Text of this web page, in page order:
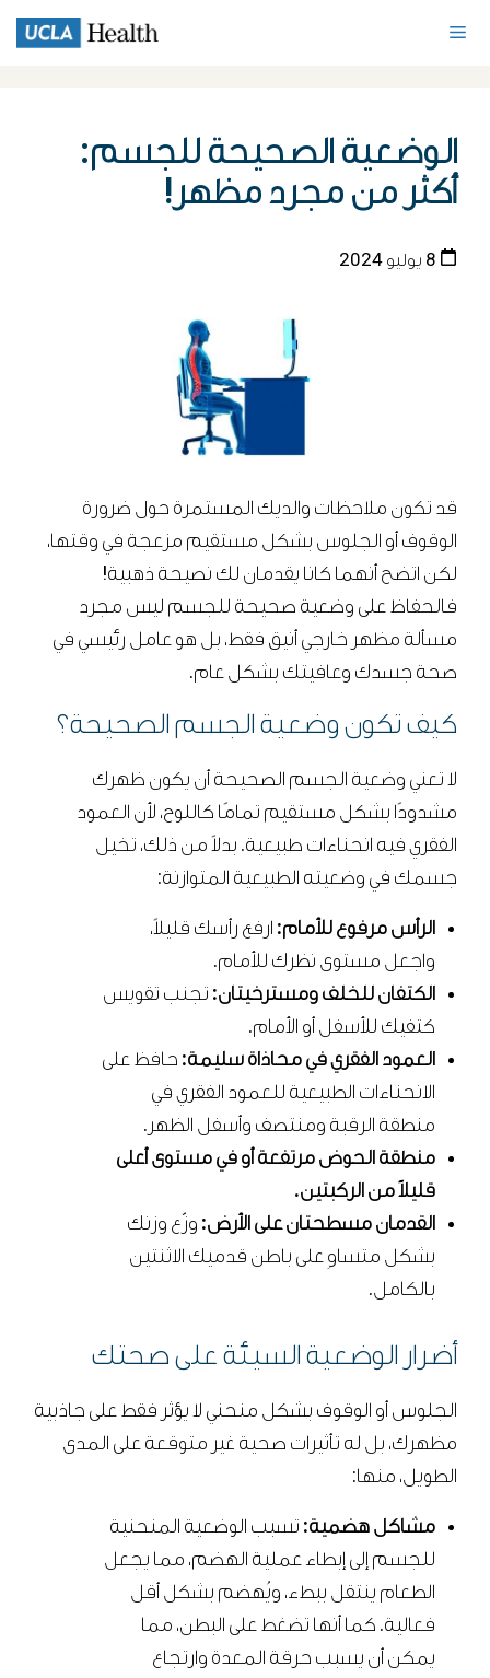
الوضعية الصحيحة للجسم:
أكثر من مجرد مظهر!
8 يوليو 2024
قد تكون ملاحظات والديك المستمرة حول ضرورة
الوقوف أو الجلوس بشكل مستقيم مزعجة في وقتها،
لكن اتضح أنهما كانا يقدمان لك نصيحة ذهبية!
فالحفاظ على وضعية صحيحة للجسم ليس مجرد
مسألة مظهر خارجي أنيق فقط، بل هو عامل رئيسي في
صحة جسدك وعافيتك بشكل عام.
كيف تكون وضعية الجسم الصحيحة؟
لا تعني وضعية الجسم الصحيحة أن يكون ظهرك
مشدودًا بشكل مستقيم تمامًا كاللوح، لأن العمود
الفقري فيه انحناءات طبيعية. بدلاً من ذلك، تخيل
جسمك في وضعيته الطبيعية المتوازنة:
الرأس مرفوع للأمام: ارفع رأسك قليلاً،
واجعل مستوى نظرك للأمام.
الكتفان للخلف ومسترخيتان: تجنب تقويس
كتفيك للأسفل أو الأمام.
العمود الفقري في محاذاة سليمة: حافظ على
الانحناءات الطبيعية للعمود الفقري في
منطقة الرقبة ومنتصف وأسفل الظهر.
منطقة الحوض مرتفعة أو في مستوى أعلى
قليلاً من الركبتين.
القدمان مسطحتان على الأرض: وزّع وزنك
بشكل متساوِ على باطن قدميك الاثنتين
بالكامل.
أضرار الوضعية السيئة على صحتك
الجلوس أو الوقوف بشكل منحني لا يؤثر فقط على جاذبية
مظهرك، بل له تأثيرات صحية غير متوقعة على المدى
الطويل، منها:
مشاكل هضمية: تسبب الوضعية المنحنية
للجسم إلى إبطاء عملية الهضم، مما يجعل
الطعام ينتقل ببطء، ويُهضم بشكل أقل
فعالية. كما أنها تضغط على البطن، مما
يمكن أن يسبب حرقة المعدة وارتجاع